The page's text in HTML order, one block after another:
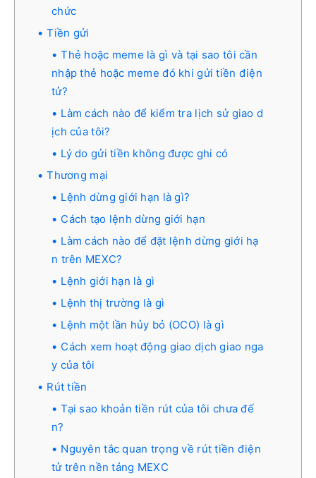
chức
Tiền gửi
Thẻ hoặc meme là gì và tại sao tôi cần
nhập thẻ hoặc meme đó khi gửi tiền điện
tử?
Làm cách nào để kiểm tra lịch sử giao d
ịch của tôi?
Lý do gửi tiền không được ghi có
Thương mại
Lệnh dừng giới hạn là gì?
Cách tạo lệnh dừng giới hạn
Làm cách nào để đặt lệnh dừng giới hạ
n trên MEXC?
Lệnh giới hạn là gì
Lệnh thị trường là gì
Lệnh một lần hủy bỏ (OCO) là gì
Cách xem hoạt động giao dịch giao nga
y của tôi
Rút tiền
Tại sao khoản tiền rút của tôi chưa đế
n?
Nguyên tắc quan trọng về rút tiền điện
tử trên nền tảng MEXC